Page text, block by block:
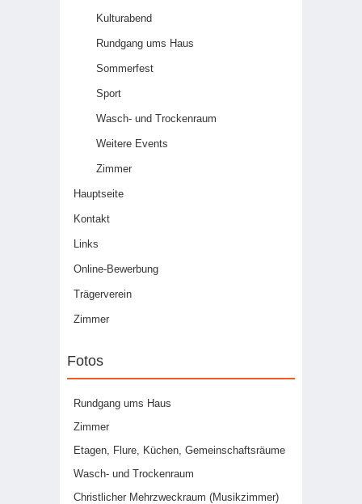
Kulturabend
Rundgang ums Haus
Sommerfest
Sport
Wasch- und Trockenraum
Weitere Events
Zimmer
Hauptseite
Kontakt
Links
Online-Bewerbung
Trägerverein
Zimmer
Fotos
Rundgang ums Haus
Zimmer
Etagen, Flure, Küchen, Gemeinschaftsräume
Wasch- und Trockenraum
Christlicher Mehrzweckraum (Musikzimmer)